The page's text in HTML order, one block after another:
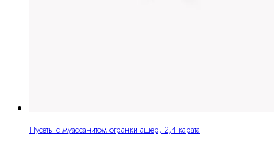
Пусеты с муассанитом огранки ашер, 2,4 карата